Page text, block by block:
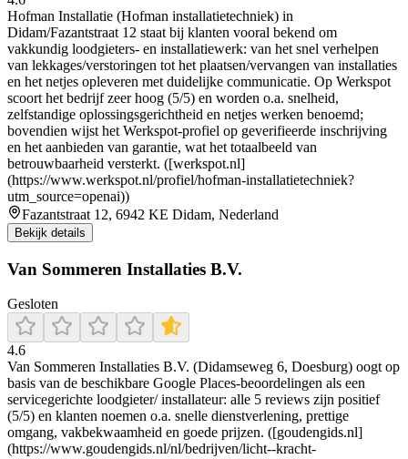
Hofman Installatie (Hofman installatietechniek) in
Didam/Fazantstraat 12 staat bij klanten vooral bekend om
vakkundig loodgieters- en installatiewerk: van het snel verhelpen
van lekkages/verstoringen tot het plaatsen/vervangen van installaties
en het netjes opleveren met duidelijke communicatie. Op Werkspot
scoort het bedrijf zeer hoog (5/5) en worden o.a. snelheid,
zelfstandige oplossingsgerichtheid en netjes werken benoemd;
bovendien wijst het Werkspot-profiel op geverifieerde inschrijving
en het aanbieden van garantie, wat het totaalbeeld van
betrouwbaarheid versterkt. ([werkspot.nl]
(https://www.werkspot.nl/profiel/hofman-installatietechniek?
utm_source=openai))
Fazantstraat 12, 6942 KE Didam, Nederland
Bekijk details
Van Sommeren Installaties B.V.
Gesloten
4.6
Van Sommeren Installaties B.V. (Didamseweg 6, Doesburg) oogt op
basis van de beschikbare Google Places-beoordelingen als een
servicegerichte loodgieter/ installateur: alle 5 reviews zijn positief
(5/5) en klanten noemen o.a. snelle dienstverlening, prettige
omgang, vakbekwaamheid en goede prijzen. ([goudengids.nl]
(https://www.goudengids.nl/nl/bedrijven/licht--kracht-